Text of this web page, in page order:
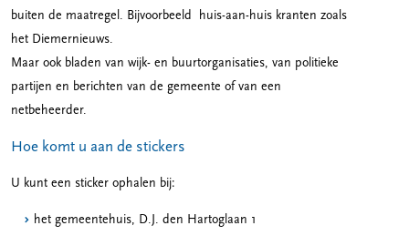
buiten de maatregel. Bijvoorbeeld huis-aan-huis kranten zoals
het Diemernieuws.
Maar ook bladen van wijk- en buurtorganisaties, van politieke
partijen en berichten van de gemeente of van een
netbeheerder.
Hoe komt u aan de stickers
U kunt een sticker ophalen bij:
het gemeentehuis, D.J. den Hartoglaan 1